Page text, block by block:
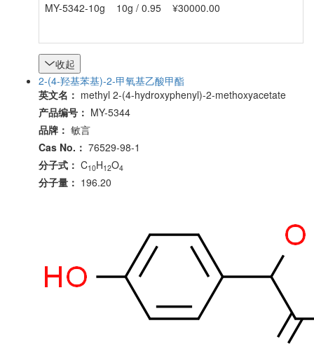
MY-5342-10g 10g / 0.95 ¥30000.00
收起
2-(4-羟基苯基)-2-甲氧基乙酸甲酯
英文名： methyl 2-(4-hydroxyphenyl)-2-methoxyacetate
产品编号： MY-5344
品牌： 敏言
Cas No.： 76529-98-1
分子式： C10H12O4
分子量： 196.20